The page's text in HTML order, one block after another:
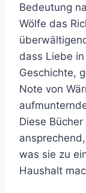
Bedeutung
Wölfe das
dass Liebe
Geschichte,
Note von
Diese
was sie zu
Haushalt